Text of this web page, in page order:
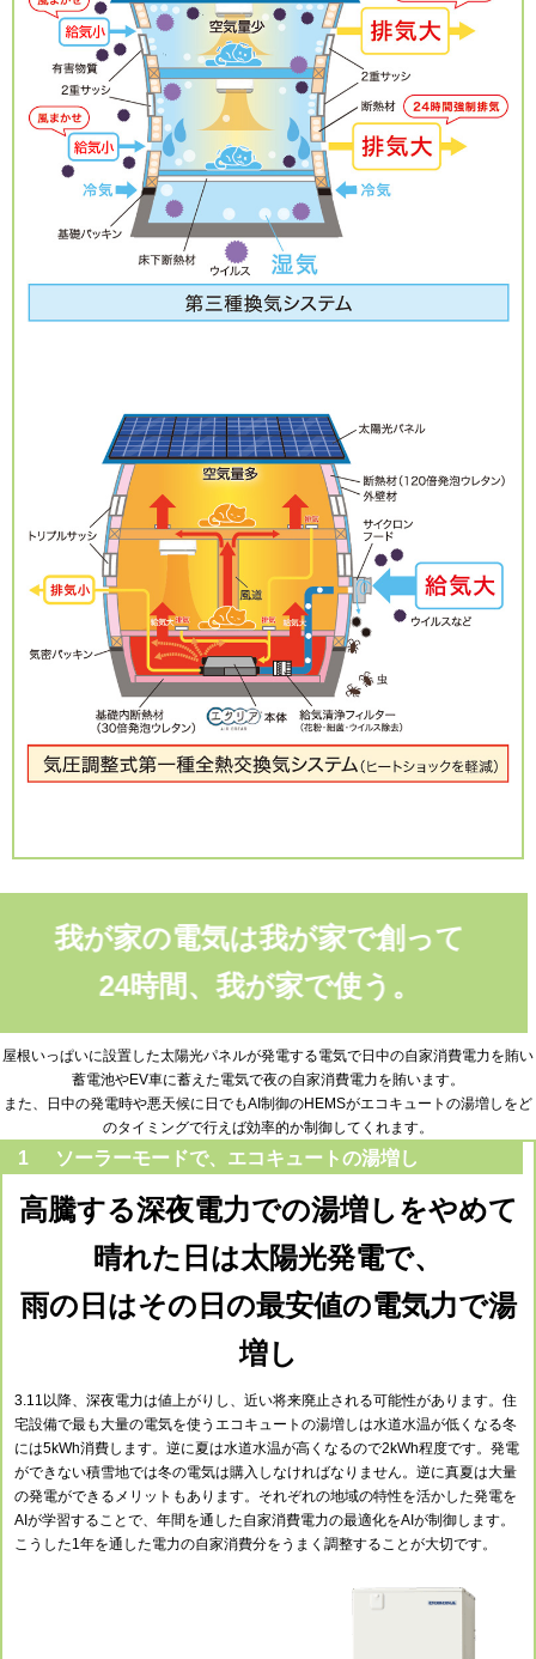
我が家の電気は我が家で創って
24時間、我が家で使う。
屋根いっぱいに設置した太陽光パネルが発電する電気で日中の自家消費電力を賄い
蓄電池やEV車に蓄えた電気で夜の自家消費電力を賄います。
また、日中の発電時や悪天候に日でもAI制御のHEMSがエコキュートの湯増しをど
のタイミングで行えば効率的か制御してくれます。
1 ソーラーモードで、エコキュートの湯増し
高騰する深夜電力での湯増しをやめて
晴れた日は太陽光発電で、
雨の日はその日の最安値の電気力で湯
増し
3.11以降、深夜電力は値上がりし、近い将来廃止される可能性があります。住
宅設備で最も大量の電気を使うエコキュートの湯増しは水道水温が低くなる冬
には5kWh消費します。逆に夏は水道水温が高くなるので2kWh程度です。発電
ができない積雪地では冬の電気は購入しなければなりません。逆に真夏は大量
の発電ができるメリットもあります。それぞれの地域の特性を活かした発電を
AIが学習することで、年間を通した自家消費電力の最適化をAIが制御します。
こうした1年を通した電力の自家消費分をうまく調整することが大切です。